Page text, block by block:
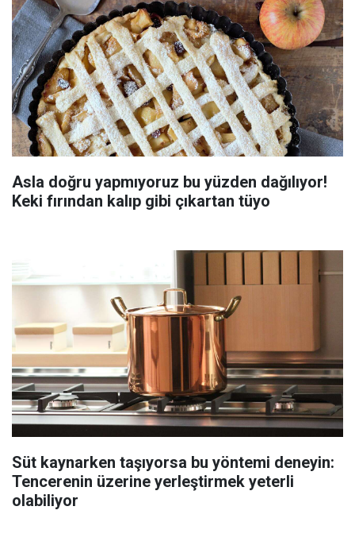
Asla doğru yapmıyoruz bu yüzden dağılıyor!
Keki fırından kalıp gibi çıkartan tüyo
Süt kaynarken taşıyorsa bu yöntemi deneyin:
Tencerenin üzerine yerleştirmek yeterli
olabiliyor